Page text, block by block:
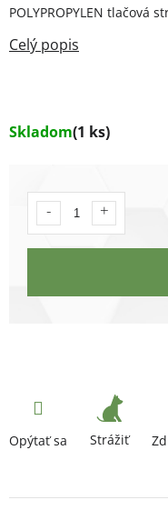
Skladom(1 ks)
POLYPROPYLEN tlačová
Opýtať sa Strážiť